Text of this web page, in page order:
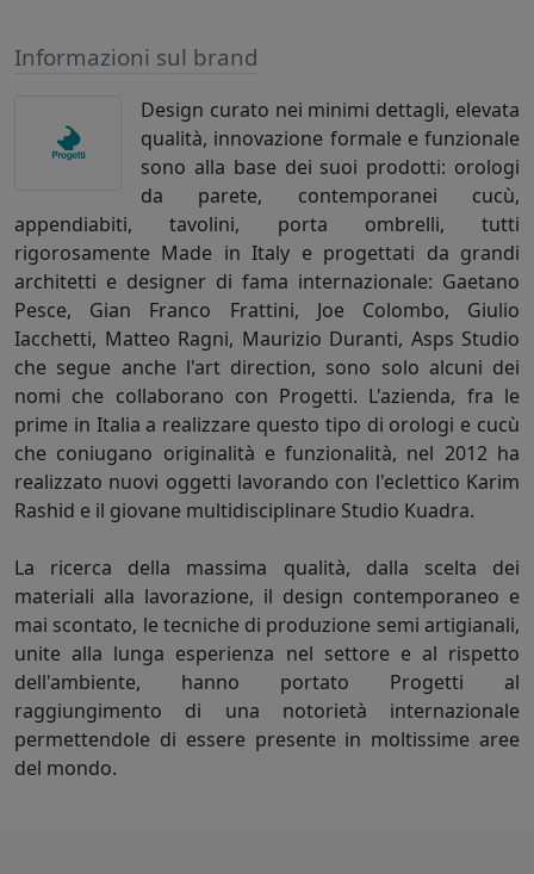
Informazioni sul brand
Design curato nei minimi dettagli, elevata
qualità, innovazione formale e funzionale
sono alla base dei suoi prodotti: orologi
da parete, contemporanei cucù,
appendiabiti, tavolini, porta ombrelli, tutti
rigorosamente Made in Italy e progettati da grandi
architetti e designer di fama internazionale: Gaetano
Pesce, Gian Franco Frattini, Joe Colombo, Giulio
Iacchetti, Matteo Ragni, Maurizio Duranti, Asps Studio
che segue anche l'art direction, sono solo alcuni dei
nomi che collaborano con Progetti. L'azienda, fra le
prime in Italia a realizzare questo tipo di orologi e cucù
che coniugano originalità e funzionalità, nel 2012 ha
realizzato nuovi oggetti lavorando con l'eclettico Karim
Rashid e il giovane multidisciplinare Studio Kuadra.
La ricerca della massima qualità, dalla scelta dei
materiali alla lavorazione, il design contemporaneo e
mai scontato, le tecniche di produzione semi artigianali,
unite alla lunga esperienza nel settore e al rispetto
dell'ambiente, hanno portato Progetti al
raggiungimento di una notorietà internazionale
permettendole di essere presente in moltissime aree
del mondo.